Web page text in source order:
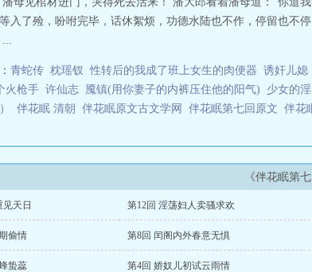
入了殓，吩咐完毕，话休絮烦，功德水陆也不作，停留也不
...
青蛇传 枕瑶钗 性转后的我成了班上女生的肉便器 诱奸儿媳
火枪手 许仙志 魇镇(用你妻子的内裤压住他的阳气) 少女的
伴花眠 清朝 伴花眠原文古文学网 伴花眠第七回原文 伴花
《伴花眠第
天日 第12回 淫荡妇人卖骚求欢
偷情 第8回 闰阁内外春意无惧
蛰蕊 第4回 娇奴儿初试云雨情